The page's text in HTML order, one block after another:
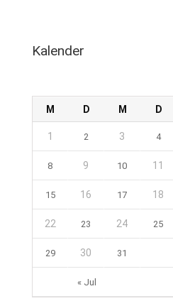
Kalender
M D M D
« Jul
1 2 3 4
8 9 10 11
15 16 17 18
22 23 24 25
29 30 31